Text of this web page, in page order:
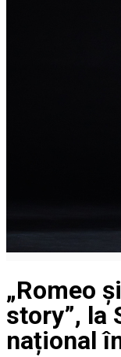
„Romeo
story”, la
național